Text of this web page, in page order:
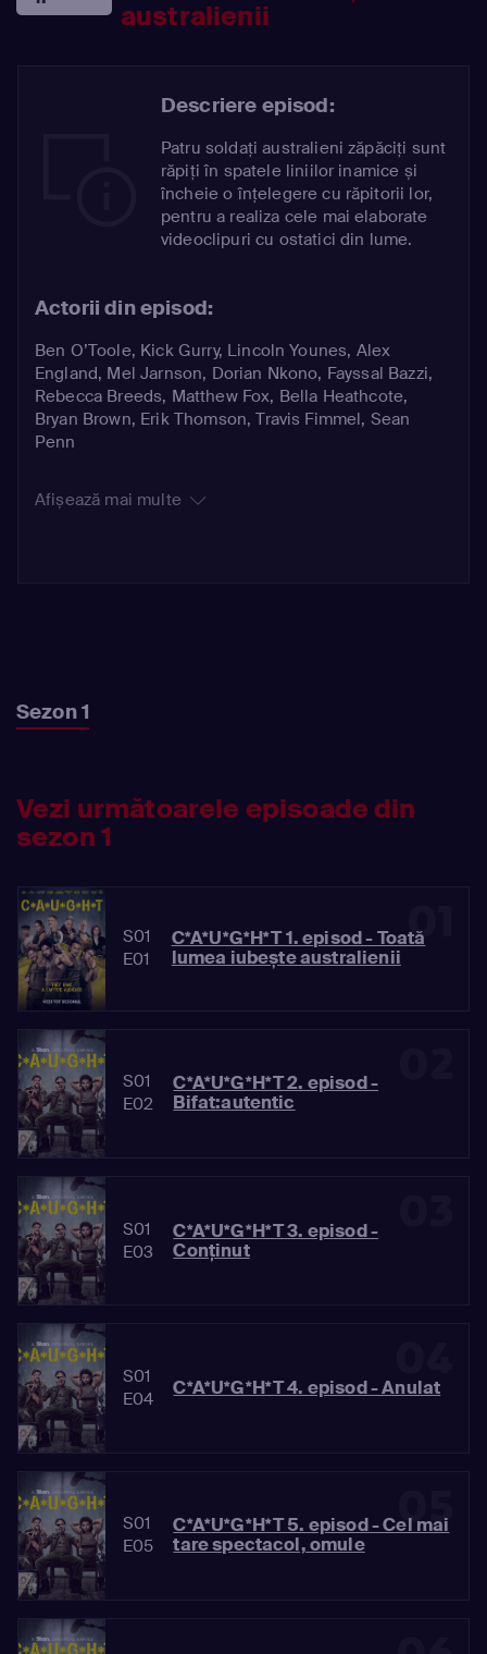
australienii
Descriere episod:
Patru soldați australieni zăpăciți sunt
răpiți în spatele liniilor inamice și
încheie o înțelegere cu răpitorii lor,
pentru a realiza cele mai elaborate
videoclipuri cu ostatici din lume.
Actorii din episod:
Ben O’Toole, Kick Gurry, Lincoln Younes, Alex
England, Mel Jarnson, Dorian Nkono, Fayssal Bazzi,
Rebecca Breeds, Matthew Fox, Bella Heathcote,
Bryan Brown, Erik Thomson,Travis Fimmel, Sean
Penn
Afișează mai multe
Sezon 1
Vezi următoarele episoade din
sezon 1
01
S01
E01
C*A*U*G*H*T 1. episod - Toată
lumea iubește australienii
S01
E02
C*A*U*G*H*T 2. episod -
Bifat:autentic
S01
E03
C*A*U*G*H*T 3. episod -
Conținut
S01
E04
C*A*U*G*H*T 4. episod - Anulat
05
S01
E05
C*A*U*G*H*T 5. episod - Cel mai
tare spectacol, omule